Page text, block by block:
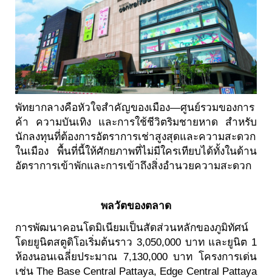
พัทยากลางคือหัวใจสำคัญของเมือง—ศูนย์รวมของการ
ค้า ความบันเทิง และการใช้ชีวิตริมชายหาด สำหรับ
นักลงทุนที่ต้องการอัตราการเช่าสูงสุดและความสะดวก
ในเมือง พื้นที่นี้ให้ศักยภาพที่ไม่มีใครเทียบได้ทั้งในด้าน
อัตราการเข้าพักและการเข้าถึงสิ่งอำนวยความสะดวก
พลวัตของตลาด
การพัฒนาคอนโดมิเนียมเป็นสัดส่วนหลักของภูมิทัศน์
โดยยูนิตสตูดิโอเริ่มต้นราว 3,050,000 บาท และยูนิต 1
ห้องนอนเฉลี่ยประมาณ 7,130,000 บาท โครงการเด่น
เช่น The Base Central Pattaya, Edge Central Pattaya